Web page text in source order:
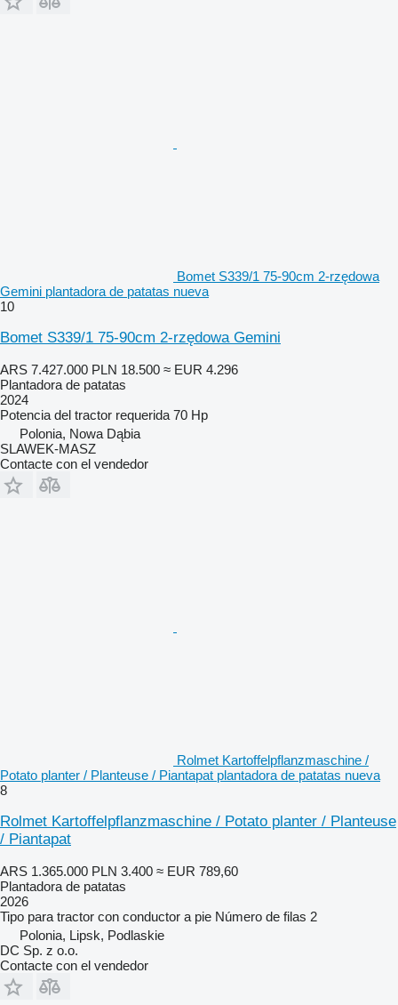
Bomet S339/1 75-90cm 2-rzędowa
Gemini plantadora de patatas nueva
10
Bomet S339/1 75-90cm 2-rzędowa Gemini
ARS 7.427.000 PLN 18.500 ≈ EUR 4.296
Plantadora de patatas
2024
Potencia del tractor requerida 70 Hp
Polonia, Nowa Dąbia
SLAWEK-MASZ
Contacte con el vendedor
Rolmet Kartoffelpflanzmaschine /
Potato planter / Planteuse / Piantapat plantadora de patatas nueva
8
Rolmet Kartoffelpflanzmaschine / Potato planter / Planteuse
/ Piantapat
ARS 1.365.000 PLN 3.400 ≈ EUR 789,60
Plantadora de patatas
2026
Tipo para tractor con conductor a pie Número de filas 2
Polonia, Lipsk, Podlaskie
DC Sp. z o.o.
Contacte con el vendedor